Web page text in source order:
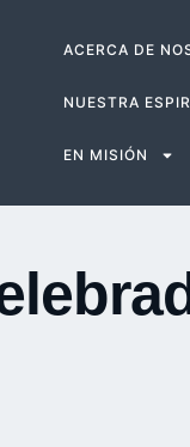
ACERCA DE
NUESTRA
EN MISIÓN